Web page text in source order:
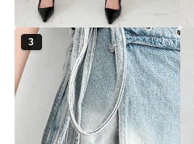
30% 27,900원 39,900원
3